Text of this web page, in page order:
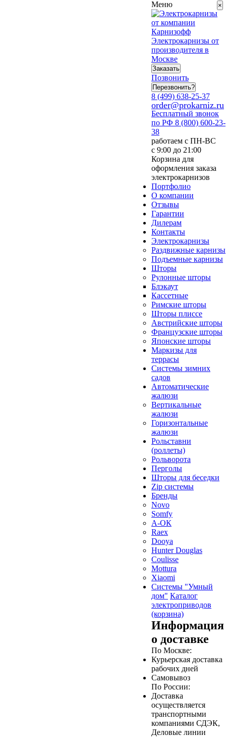
Меню
Электрокарнизы от
производителя в
Москве
Заказать
Позвонить
Перезвонить?
8 (499) 638-25-37
order@prokarniz.ru
Бесплатный звонок
по РФ 8 (800) 600-23-
38
работаем с ПН-ВС
с 9:00 до 21:00
Корзина для
оформления заказа
электрокарнизов
Портфолио
О компании
Отзывы
Гарантии
Дилерам
Контакты
Электрокарнизы
Раздвижные карнизы
Подъемные карнизы
Шторы
Рулонные шторы
Блэкаут
Кассетные
Римские шторы
Шторы плиссе
Австрийские шторы
Французские шторы
Японские шторы
Маркизы для
террасы
Системы зимних
садов
Автоматические
жалюзи
Вертикальные
жалюзи
Горизонтальные
жалюзи
Рольставни
(роллеты)
Рольворота
Перголы
Шторы для беседки
Zip системы
Бренды
Novo
Somfy
А-ОК
Raex
Dooya
Hunter Douglas
Coulisse
Mottura
Xiaomi
Системы "Умный
дом" Каталог
электроприводов
(корзина)
Информация
о доставке
По Москве:
Курьерская доставка
рабочих дней
Самовывоз
По России:
Доставка
осуществляется
транспортными
компаниями СДЭК,
Деловые линии
×